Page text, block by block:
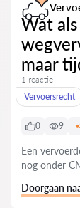
Wat
maar
1 reactie
Vervoersrecht
0 9
Een
nog onder
Doorgaan